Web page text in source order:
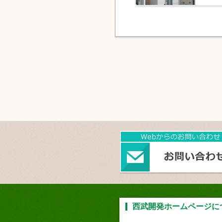
西武開発ホームページに